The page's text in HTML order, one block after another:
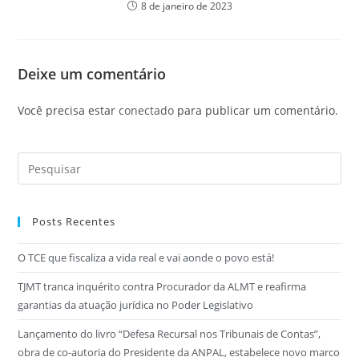
8 de janeiro de 2023
Deixe um comentário
Você precisa estarconectado para publicar um comentário.
Posts Recentes
O TCE que fiscaliza a vida real e vai aonde o povo está!
TJMT tranca inquérito contra Procurador da ALMT e reafirma
garantias da atuação jurídica no Poder Legislativo
Lançamento do livro “Defesa Recursal nos Tribunais de Contas”,
obra de co-autoria do Presidente da ANPAL, estabelece novo marco